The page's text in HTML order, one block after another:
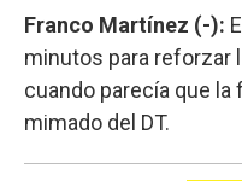
Franco Martínez (-):
minutos para reforzar
cuando parecía que la
mimado del DT.